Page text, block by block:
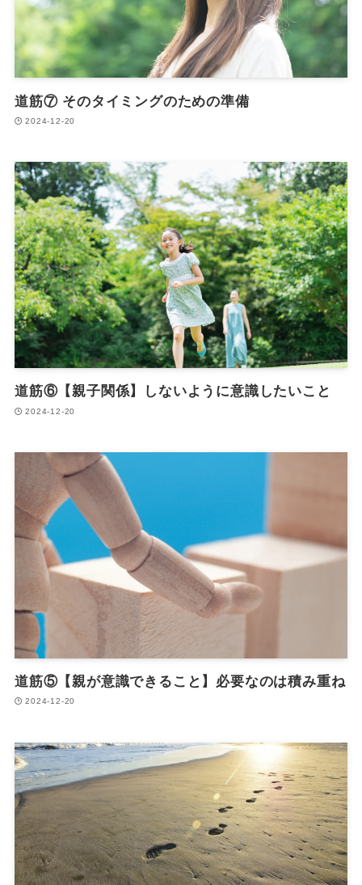
道筋⑦ そのタイミングのための準備
2024-12-20
道筋⑥【親子関係】しないように意識したいこと
2024-12-20
道筋⑤【親が意識できること】必要なのは積み重ね
2024-12-20